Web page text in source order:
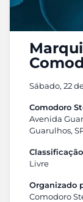
Sábado, 22
Comodoro
Avenida
Guarulhos,
Classificação
Livre
Organizado
Comodoro